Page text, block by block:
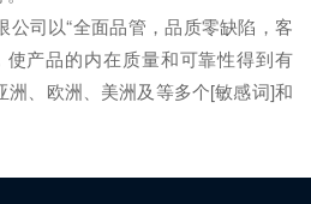
司以“全面品管，品质零缺陷，客
使产品的内在质量和可靠性得到有
、欧洲、美洲及等多个[敏感词]和